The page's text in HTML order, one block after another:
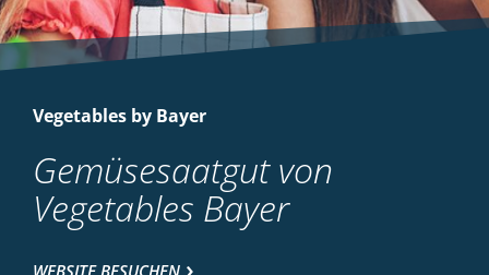
Vegetables by Bayer
Gemüsesaatgut von
Vegetables Bayer
WEBSITE BESUCHEN